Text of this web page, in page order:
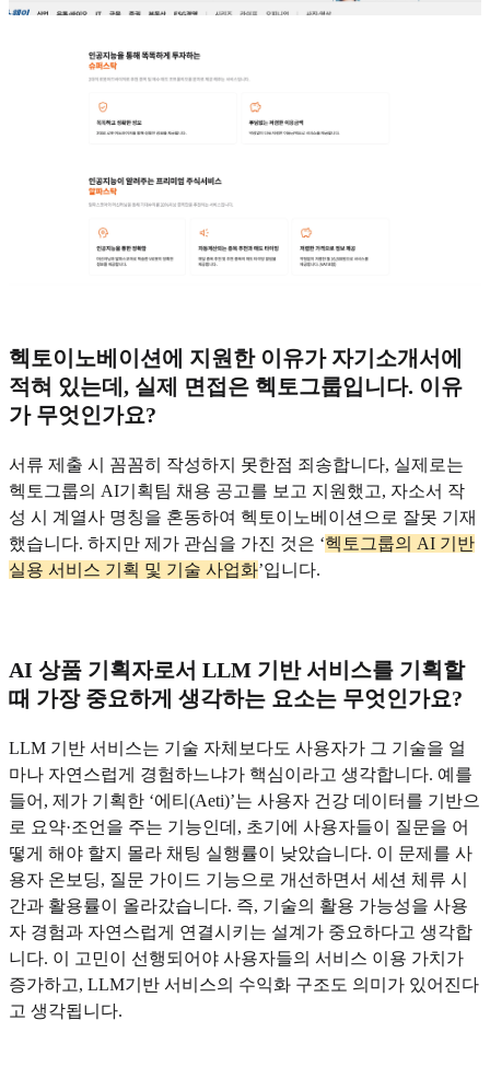
헥토이노베이션에 지원한 이유가 자기소개서에
적혀 있는데, 실제 면접은 헥토그룹입니다. 이유
가 무엇인가요?
서류 제출 시 꼼꼼히 작성하지 못한점 죄송합니다, 실제로는
헥토그룹의 AI기획팀 채용 공고를 보고 지원했고, 자소서 작
성 시 계열사 명칭을 혼동하여 헥토이노베이션으로 잘못 기재
했습니다. 하지만 제가 관심을 가진 것은 ‘헥토그룹의 AI 기반
실용 서비스 기획 및 기술 사업화’입니다.
AI 상품 기획자로서 LLM 기반 서비스를 기획할
때 가장 중요하게 생각하는 요소는 무엇인가요?
LLM 기반 서비스는 기술 자체보다도 사용자가 그 기술을 얼
마나 자연스럽게 경험하느냐가 핵심이라고 생각합니다. 예를
들어, 제가 기획한 ‘에티(Aeti)’는 사용자 건강 데이터를 기반으
로 요약·조언을 주는 기능인데, 초기에 사용자들이 질문을 어
떻게 해야 할지 몰라 채팅 실행률이 낮았습니다. 이 문제를 사
용자 온보딩, 질문 가이드 기능으로 개선하면서 세션 체류 시
간과 활용률이 올라갔습니다. 즉, 기술의 활용 가능성을 사용
자 경험과 자연스럽게 연결시키는 설계가 중요하다고 생각합
니다. 이 고민이 선행되어야 사용자들의 서비스 이용 가치가
증가하고, LLM기반 서비스의 수익화 구조도 의미가 있어진다
고 생각됩니다.